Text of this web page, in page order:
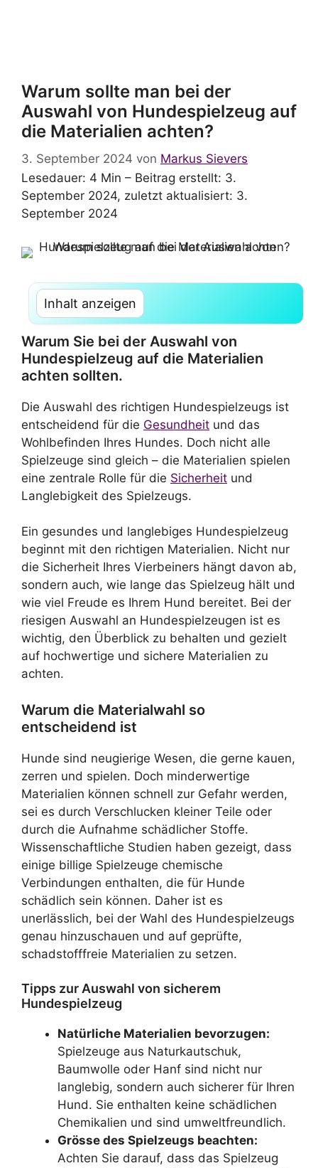
Warum sollte man bei der
Auswahl von Hundespielzeug auf
die Materialien achten?
3. September 2024 von Markus Sievers
Lesedauer: 4 Min – Beitrag erstellt: 3.
September 2024, zuletzt aktualisiert: 3.
September 2024
Inhalt anzeigen
Warum Sie bei der Auswahl von
Hundespielzeug auf die Materialien
achten sollten.
Die Auswahl des richtigen Hundespielzeugs ist
entscheidend für die Gesundheit und das
Wohlbefinden Ihres Hundes. Doch nicht alle
Spielzeuge sind gleich – die Materialien spielen
eine zentrale Rolle für die Sicherheit und
Langlebigkeit des Spielzeugs.
Ein gesundes und langlebiges Hundespielzeug
beginnt mit den richtigen Materialien. Nicht nur
die Sicherheit Ihres Vierbeiners hängt davon ab,
sondern auch, wie lange das Spielzeug hält und
wie viel Freude es Ihrem Hund bereitet. Bei der
riesigen Auswahl an Hundespielzeugen ist es
wichtig, den Überblick zu behalten und gezielt
auf hochwertige und sichere Materialien zu
achten.
Warum die Materialwahl so
entscheidend ist
Hunde sind neugierige Wesen, die gerne kauen,
zerren und spielen. Doch minderwertige
Materialien können schnell zur Gefahr werden,
sei es durch Verschlucken kleiner Teile oder
durch die Aufnahme schädlicher Stoffe.
Wissenschaftliche Studien haben gezeigt, dass
einige billige Spielzeuge chemische
Verbindungen enthalten, die für Hunde
schädlich sein können. Daher ist es
unerlässlich, bei der Wahl des Hundespielzeugs
genau hinzuschauen und auf geprüfte,
schadstofffreie Materialien zu setzen.
Tipps zur Auswahl von sicherem
Hundespielzeug
Natürliche Materialien bevorzugen:
Spielzeuge aus Naturkautschuk,
Baumwolle oder Hanf sind nicht nur
langlebig, sondern auch sicherer für Ihren
Hund. Sie enthalten keine schädlichen
Chemikalien und sind umweltfreundlich.
Grösse des Spielzeugs beachten:
Achten Sie darauf, dass das Spielzeug